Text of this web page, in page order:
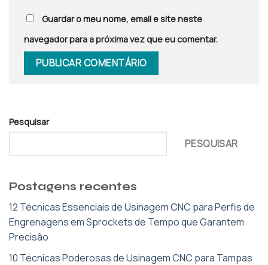
Guardar o meu nome, email e site neste
navegador para a próxima vez que eu comentar.
Pesquisar
PESQUISAR
Postagens recentes
12 Técnicas Essenciais de Usinagem CNC para Perfis de
Engrenagens em Sprockets de Tempo que Garantem
Precisão
10 Técnicas Poderosas de Usinagem CNC para Tampas